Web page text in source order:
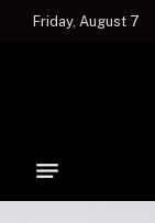
Friday, August 7